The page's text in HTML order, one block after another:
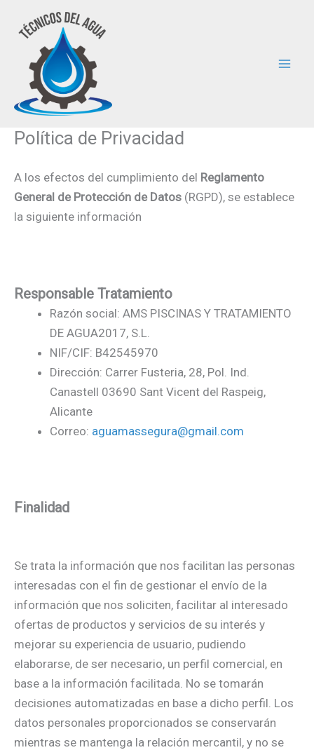
contenido
Política de Privacidad
A los efectos del cumplimiento del Reglamento
General de Protección de Datos (RGPD), se establece
la siguiente información
Responsable Tratamiento
Razón social: AMS PISCINAS Y TRATAMIENTO
DE AGUA2017, S.L.
NIF/CIF: B42545970
Dirección: Carrer Fusteria, 28, Pol. Ind.
Canastell 03690 Sant Vicent del Raspeig,
Alicante
Correo: aguamassegura@gmail.com
Finalidad
Se trata la información que nos facilitan las personas
interesadas con el fin de gestionar el envío de la
información que nos soliciten, facilitar al interesado
ofertas de productos y servicios de su interés y
mejorar su experiencia de usuario, pudiendo
elaborarse, de ser necesario, un perfil comercial, en
base a la información facilitada. No se tomarán
decisiones automatizadas en base a dicho perfil. Los
datos personales proporcionados se conservarán
mientras se mantenga la relación mercantil, y no se